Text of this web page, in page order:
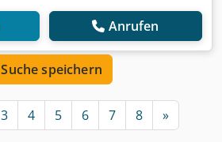
Anrufen
Suche speichern
3 4 5 6 7 8 »